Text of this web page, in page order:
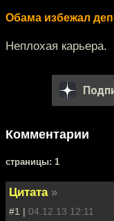
Обама избежал
Неплохая карьера.
Комментарии
cтраницы: 1
Цитата »
#1 | 04.12.13 12:11